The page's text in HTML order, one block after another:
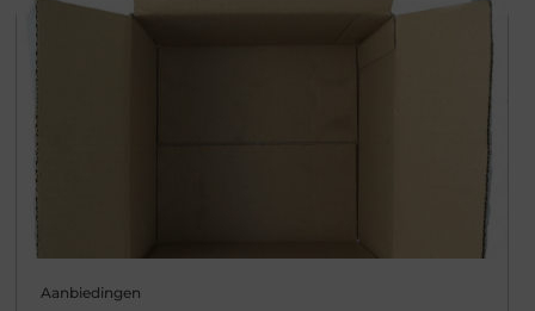
Aanbiedingen